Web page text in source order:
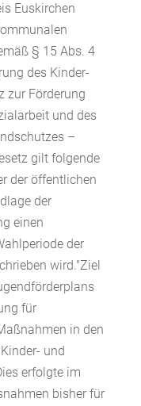
Euskirchen
§ 15 Abs. 4
des Kinder-
zur Förderung
und des
–
gilt folgende
der öffentlichen
der
einen
der
wird."Ziel
für
in den
und
erfolgte im
bisher für